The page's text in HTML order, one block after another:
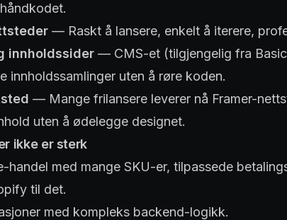
— Raskt å lansere, enkelt å iterere,
innholdssider — CMS-et (tilgjengelig fra
innholdssamlinger uten å røre koden.
— Mange frilansere leverer nå Framer-
uten å ødelegge designet.
ikke er sterk
handel med mange SKU-er, tilpassede
til det.
med kompleks backend-logikk.